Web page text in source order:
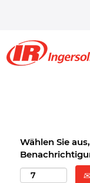
Wählen Sie